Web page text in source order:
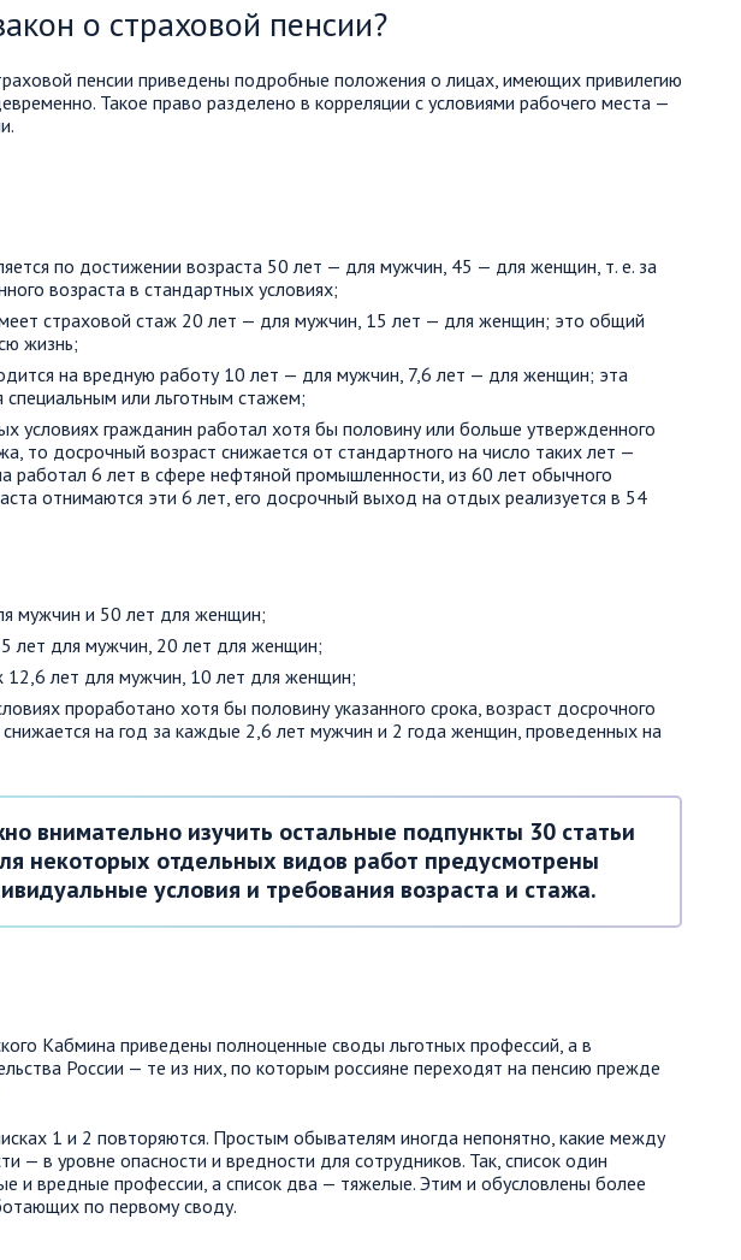
о страховой пенсии?
пенсии приведены подробные положения о лицах, имеющих привилегию
Такое право разделено в корреляции с условиями рабочего места —
по достижении возраста 50 лет — для мужчин, 45 — для женщин, т. е. за
возраста в стандартных условиях;
страховой стаж 20 лет — для мужчин, 15 лет — для женщин; это общий
жизнь;
на вредную работу 10 лет — для мужчин, 7,6 лет — для женщин; эта
специальным или льготным стажем;
условиях гражданин работал хотя бы половину или больше утвержденного
то досрочный возраст снижается от стандартного на число таких лет —
работал 6 лет в сфере нефтяной промышленности, из 60 лет обычного
отнимаются эти 6 лет, его досрочный выход на отдых реализуется в 54
мужчин и 50 лет для женщин;
лет для мужчин, 20 лет для женщин;
12,6 лет для мужчин, 10 лет для женщин;
проработано хотя бы половину указанного срока, возраст досрочного
на год за каждые 2,6 лет мужчин и 2 года женщин, проведенных на
внимательно изучить остальные подпункты 30 статьи
некоторых отдельных видов работ предусмотрены
условия и требования возраста и стажа.
Кабмина приведены полноценные своды льготных профессий, а в
России — те из них, по которым россияне переходят на пенсию прежде
1 и 2 повторяются. Простым обывателям иногда непонятно, какие между
— в уровне опасности и вредности для сотрудников. Так, список один
и вредные профессии, а список два — тяжелые. Этим и обусловлены более
по первому своду.